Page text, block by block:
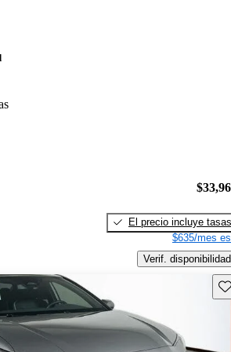
El precio incluye tasas
$635/mes
Verif. disponibilidad